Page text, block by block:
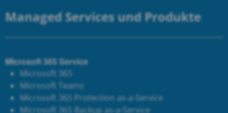
Managed Services und Produkte
Microsoft 365 Service
Microsoft 365
Microsoft Teams
Microsoft 365 Protection as-a-Service
Microsoft 365 Backup as-a-Service